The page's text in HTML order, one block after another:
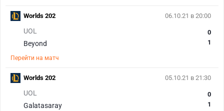
06.10.21 в 20:00
UOL
Beyond
0
1
Перейти на матч
Worlds 202
05.10.21 в 21:30
UOL
Galatasaray
0
1
Worlds 202